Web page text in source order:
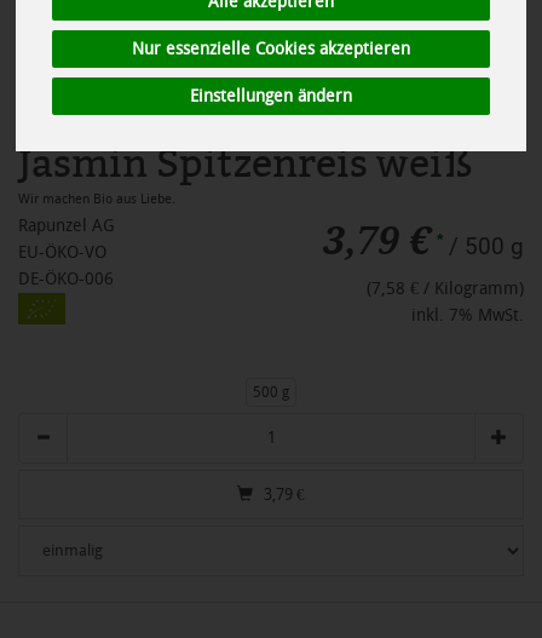
Nur essenzielle Cookies akzeptieren
Einstellungen ändern
Jasmin Spitzenreis weiß
Wir machen Bio aus Liebe.
Rapunzel AG
EU-ÖKO-VO
DE-ÖKO-006
3,79 € * / 500 g
(7,58 € / Kilogramm)
inkl. 7% MwSt.
500 g
3,79 €